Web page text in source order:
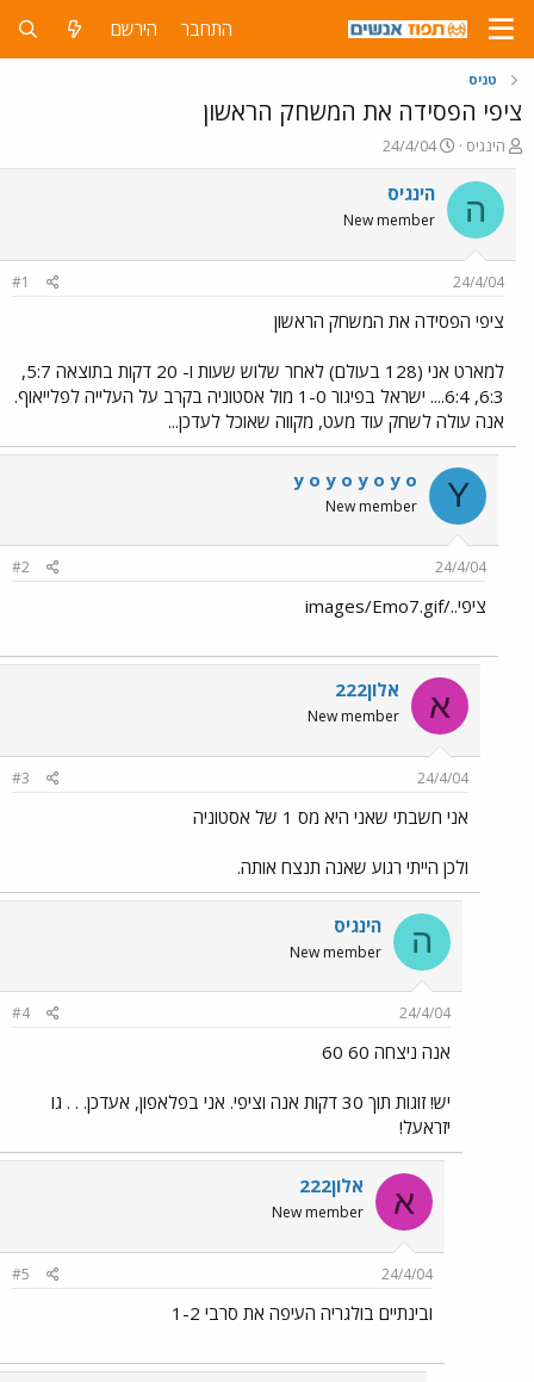
התחבר הירשם
טניס
ציפי הפסידה את המשחק הראשון
פ
ו
ת
ח
ה
ש
א
הינגיס
פ
ו
ר
ם
ר
24/4/04
ה הינגיס
New member
24/4/04
#1
ציפי הפסידה את המשחק הראשון
למארט אני (128 בעולם) לאחר שלוש שעות ו- 20 דקות בתוצאה 5:7,
6:3, 6:4.... ישראל בפיגור 1-0 מול אסטוניה בקרב על העלייה לפלייאוף.
אנה עולה לשחק עוד מעט, מקווה שאוכל לעדכן...
Y
y o y o y o y o
New member
24/4/04
#2
ציפי../images/Emo7.gif
א אלון222
New member
24/4/04
#3
אני חשבתי שאני היא מס 1 של אסטוניה
ולכן הייתי רגוע שאנה תנצח אותה.
ה הינגיס
New member
24/4/04
#4
אנה ניצחה 60 60
יש! זוגות תוך 30 דקות אנה וציפי. אני בפלאפון, אעדכן. . . גו
יזראעל!
א אלון222
New member
24/4/04
#5
ובינתיים בולגריה העיפה את סרבי 1-2